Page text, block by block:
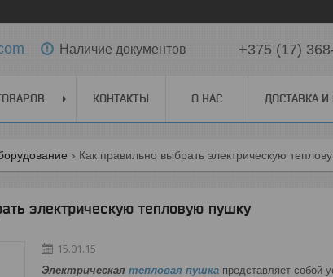
Наличие документов +375 (17)
КОНТАКТЫ О НАС ДОСТАВКА И
Как правильно выбрать электрическую
электрическую тепловую пушку
15.01.15
Электрическая тепловая пушка представляет собой